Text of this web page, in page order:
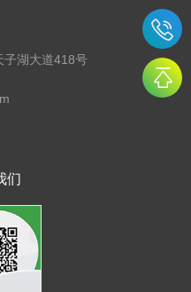
子湖大道418号
们